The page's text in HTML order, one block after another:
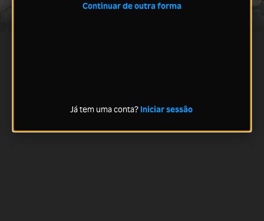
Continuar de outra forma
Já tem uma conta? Iniciar sessão